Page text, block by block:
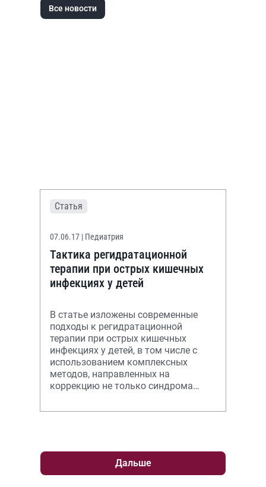
Все новости
Статья
07.06.17 | Педиатрия
Тактика регидратационной
терапии при острых кишечных
инфекциях у детей
В статье изложены современные
подходы к регидратационной
терапии при острых кишечных
инфекциях у детей, в том числе с
использованием комплексных
методов, направленных на
коррекцию не только синдрома
микроэкологических нарушений,
Дальше